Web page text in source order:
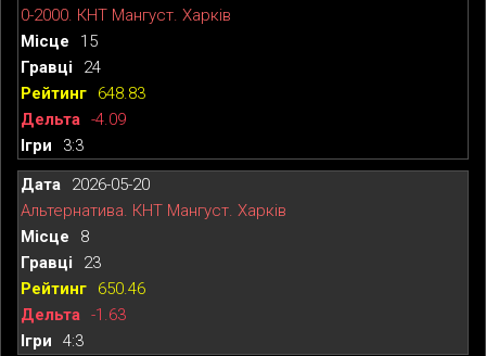
0-2000. КНТ Мангуст. Харків
15
24
648.83
-4.09
3:3
2026-05-20
Альтернатива. КНТ Мангуст. Харків
8
23
650.46
-1.63
4:3